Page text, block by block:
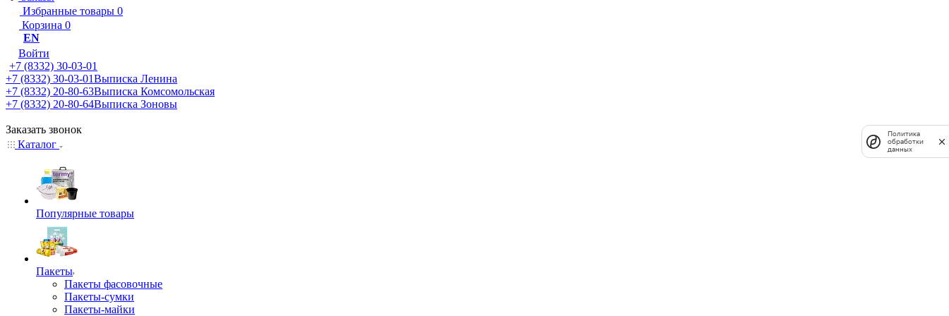
Избранные товары 0
Корзина 0
EN
Войти
+7 (8332) 30-03-01
+7 (8332) 30-03-01Выписка Ленина
+7 (8332) 20-80-63Выписка Комсомольская
+7 (8332) 20-80-64Выписка Зоновы
Заказать звонок
Каталог
Популярные товары
Пакеты
Пакеты фасовочные
Пакеты-сумки
Пакеты-майки
Политика
обработки
данных